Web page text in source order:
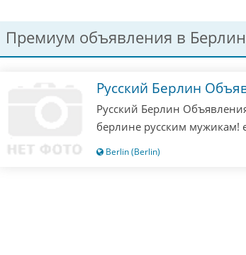
Премиум объявления в
Русский Берлин
Русский Берлин
берлине русским мужикам!
одни русские! Пишите мне
Berlin (Berlin)